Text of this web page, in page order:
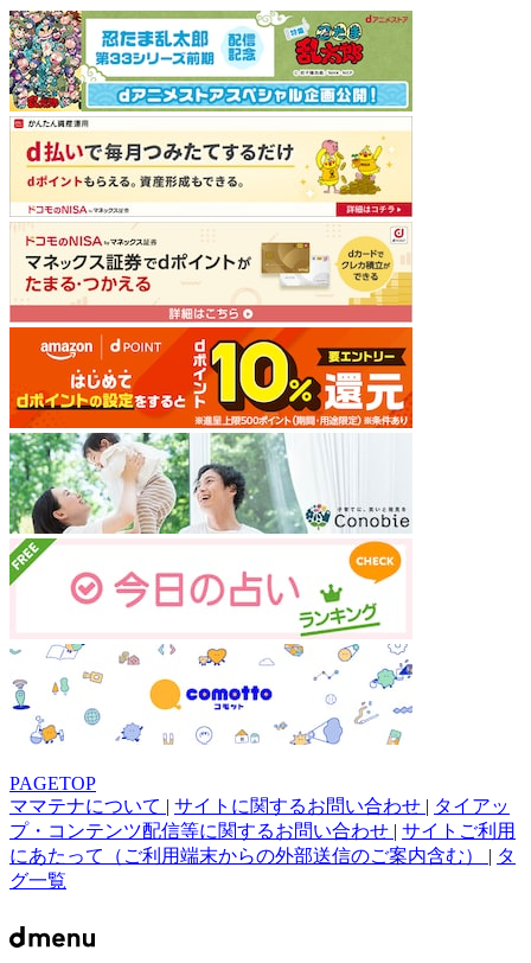
PAGETOP
ママテナについて | サイトに関するお問い合わせ | タイアッ
プ・コンテンツ配信等に関するお問い合わせ | サイトご利用
にあたって（ご利用端末からの外部送信のご案内含む） | タ
グ一覧